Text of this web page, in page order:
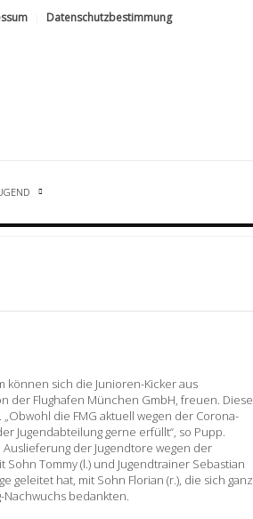
Datenschutzbestimmung
sich die Junioren-Kicker aus
der Flughafen München GmbH, freuen. Diese
die FMG aktuell wegen der Corona-
Jugendabteilung gerne erfüllt“, so Pupp.
der Jugendtore wegen der
Tommy (l.) und Jugendtrainer Sebastian
geleitet hat, mit Sohn Florian (r.), die sich ganz
bedankten.